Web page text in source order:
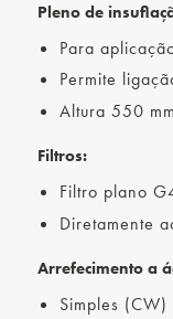
Pleno de
Para
Permite
Altura 550
Filtros:
Filtro plano
Diretamente
Arrefecimento a
Simples